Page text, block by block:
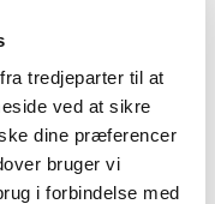
tredjeparter til at
ved at sikre
dine præferencer
bruger vi
i forbindelse med